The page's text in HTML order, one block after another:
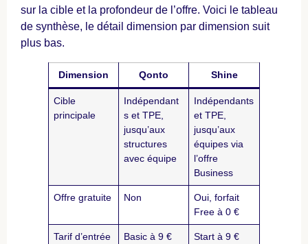
sur la cible et la profondeur de l’offre. Voici le tableau
de synthèse, le détail dimension par dimension suit
plus bas.
Dimension Qonto Shine
Cible
principale
Indépendant
s et TPE,
jusqu’aux
structures
avec équipe
Indépendants
et TPE,
jusqu’aux
équipes via
l’offre
Business
Offre gratuite Non
Oui, forfait
Free à 0 €
Tarif d’entrée
Basic à 9 €
Start à 9 €